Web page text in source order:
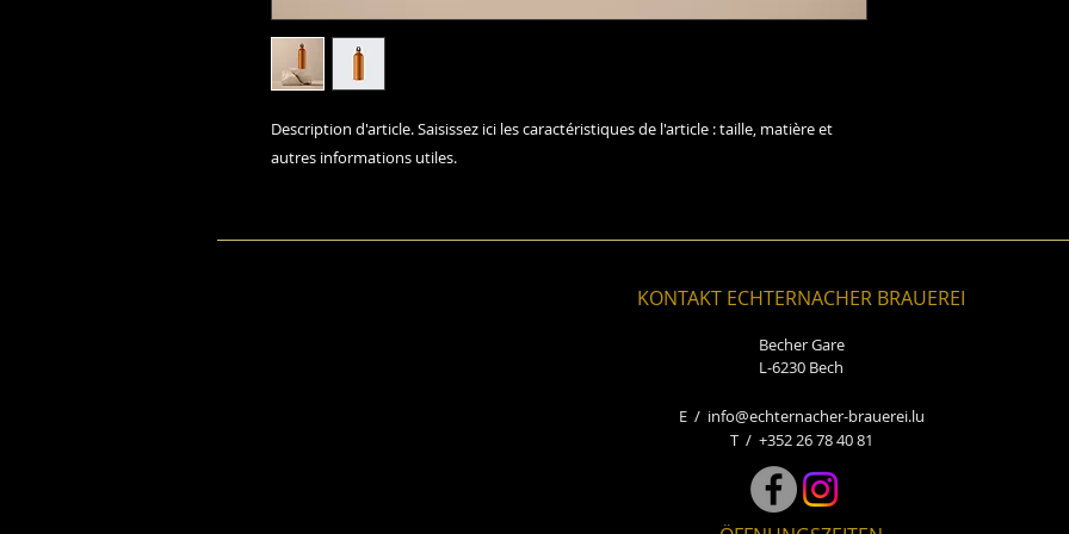
Description d'article. Saisissez ici les caractéristiques de l'article : taille, matière et
autres informations utiles.
KONTAKT ECHTERNACHER BRAUEREI
Becher Gare
L-6230 Bech
E / info@echternacher-brauerei.lu
​T / +352 26 78 40 81